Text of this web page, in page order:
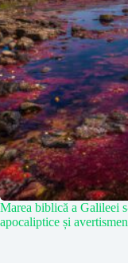
Marea biblică a Galileei
apocaliptice și